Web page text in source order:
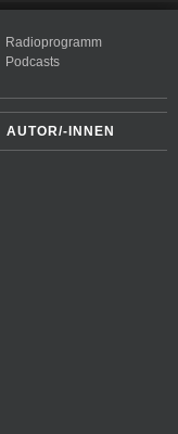
Radioprogramm
Podcasts
AUTOR/-INNEN